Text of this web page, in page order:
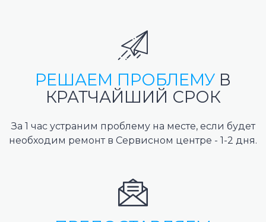
РЕШАЕМ ПРОБЛЕМУ В
КРАТЧАЙШИЙ СРОК
За 1 час устраним проблему на месте, если будет
необходим ремонт в Сервисном центре - 1-2 дня.